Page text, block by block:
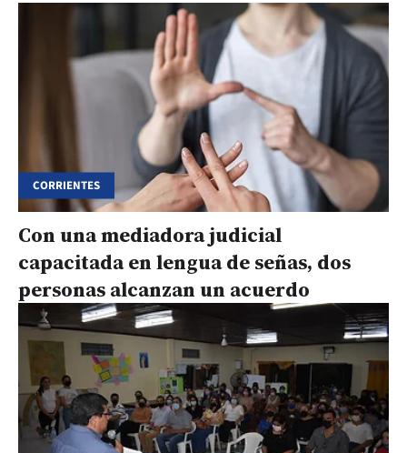
CORRIENTES
Con una mediadora judicial
capacitada en lengua de señas, dos
personas alcanzan un acuerdo